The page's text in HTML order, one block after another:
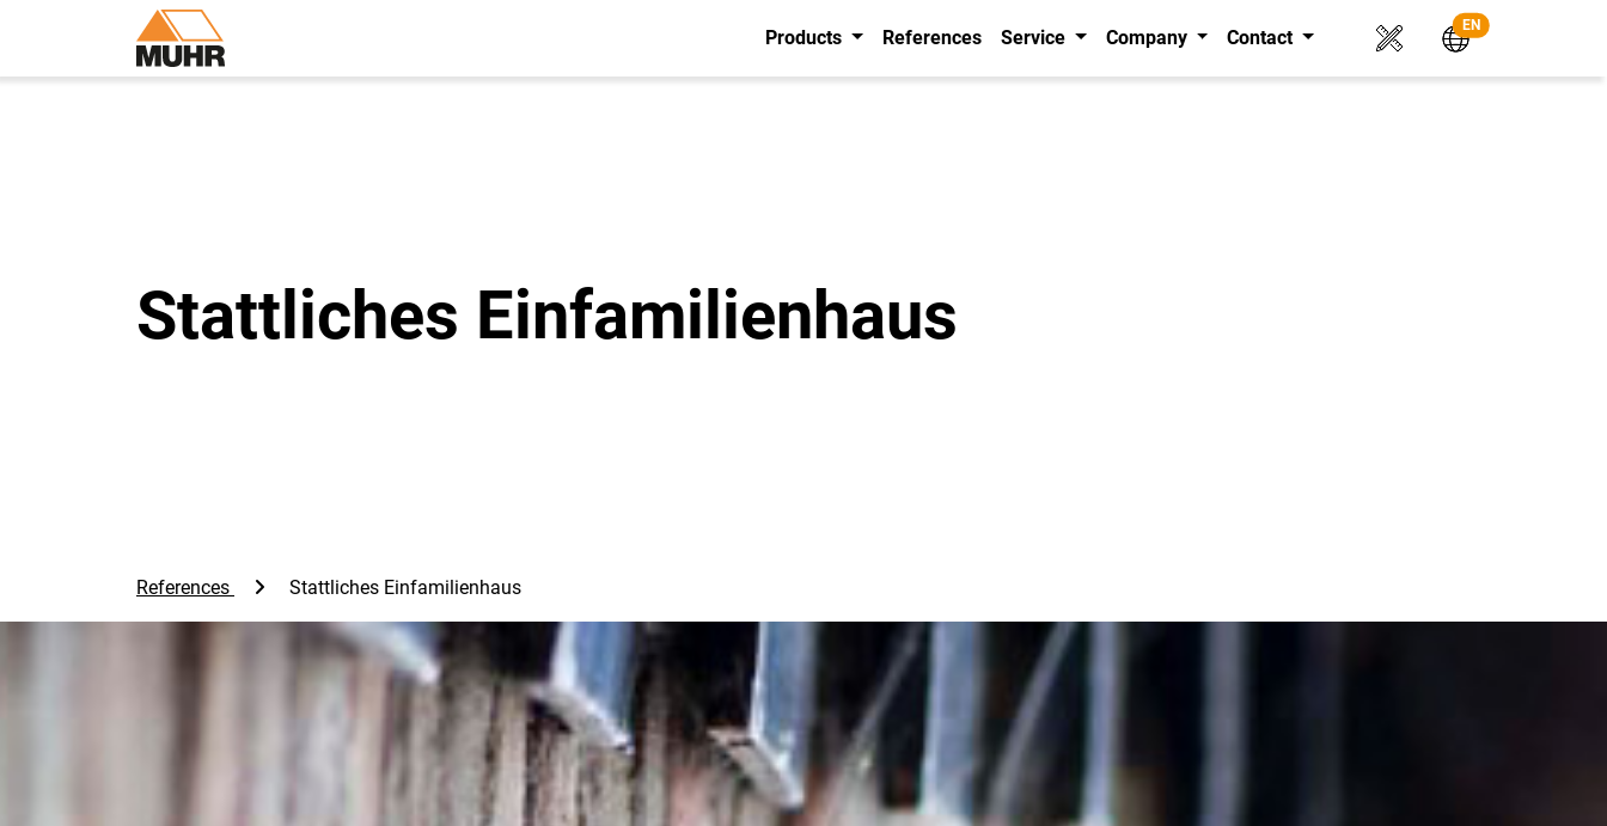
EN
Products References Service Company Contact
Stattliches Einfamilienhaus
References Stattliches Einfamilienhaus